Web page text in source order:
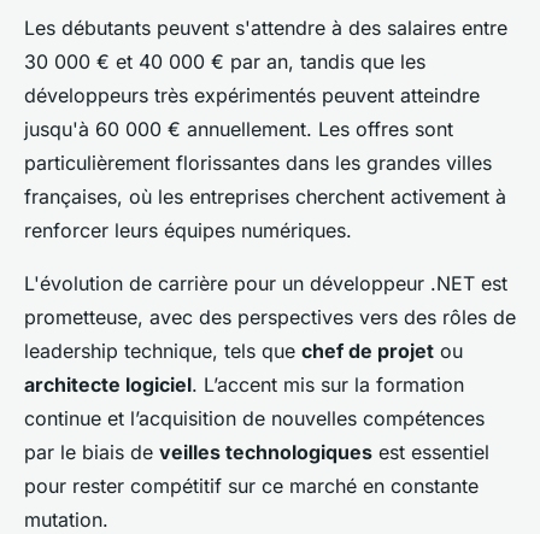
Les débutants peuvent s'attendre à des salaires entre
30 000 € et 40 000 € par an, tandis que les
développeurs très expérimentés peuvent atteindre
jusqu'à 60 000 € annuellement. Les offres sont
particulièrement florissantes dans les grandes villes
françaises, où les entreprises cherchent activement à
renforcer leurs équipes numériques.
L'évolution de carrière pour un développeur .NET est
prometteuse, avec des perspectives vers des rôles de
leadership technique, tels que chef de projet ou
architecte logiciel. L’accent mis sur la formation
continue et l’acquisition de nouvelles compétences
par le biais de veilles technologiques est essentiel
pour rester compétitif sur ce marché en constante
mutation.